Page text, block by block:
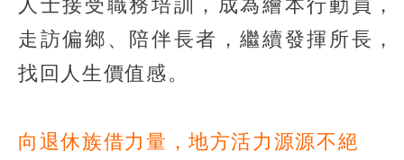
人士接受職務培訓，成為繪本行動員，
走訪偏鄉、陪伴長者，繼續發揮所長，
找回人生價值感。
向退休族借力量，地方活力源源不絕